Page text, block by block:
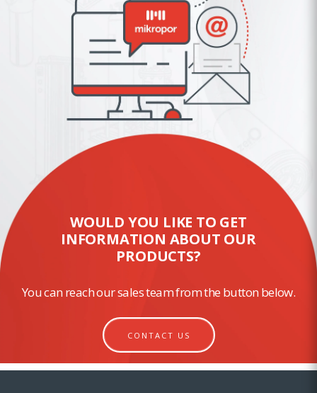
WOULD YOU LIKE TO GET
INFORMATION ABOUT OUR
PRODUCTS?
You can reach our sales team from the button below.
CONTACT US